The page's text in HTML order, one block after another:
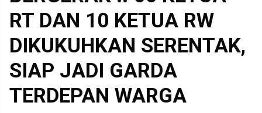
RT DAN 10 KETUA RW
DIKUKUHKAN SERENTAK,
SIAP JADI GARDA
TERDEPAN WARGA